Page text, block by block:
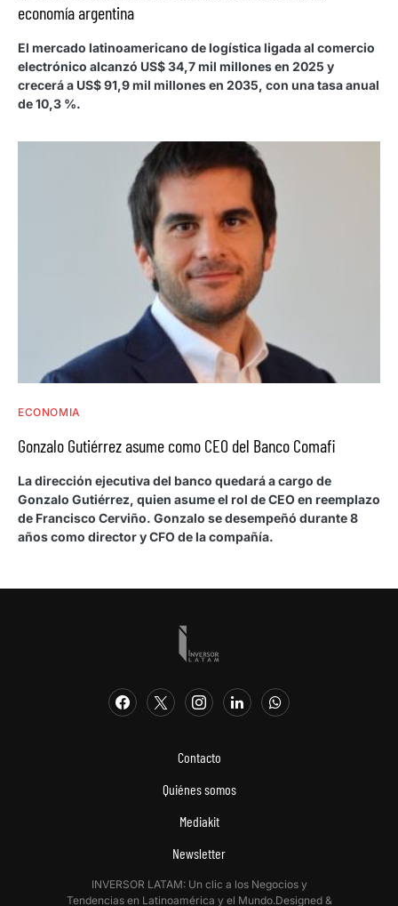
economía argentina
El mercado latinoamericano de logística ligada al comercio
electrónico alcanzó US$ 34,7 mil millones en 2025 y
crecerá a US$ 91,9 mil millones en 2035, con una tasa anual
de 10,3 %.
ECONOMIA
Gonzalo Gutiérrez asume como CEO del Banco Comafi
La dirección ejecutiva del banco quedará a cargo de
Gonzalo Gutiérrez, quien asume el rol de CEO en reemplazo
de Francisco Cerviño. Gonzalo se desempeñó durante 8
años como director y CFO de la compañía.
Contacto
Quiénes somos
Mediakit
Newsletter
INVERSOR LATAM: Un clic a los Negocios y
Tendencias en Latinoamérica y el Mundo.Designed &